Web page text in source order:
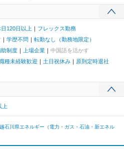
120日以上
フレックス勤務
学歴不問
転勤なし（勤務地限定）
制度 上場企業
中国語を活かす
種未経験歓迎 土日祝休み
原則定時退社
上
石川県エネルギー（電力・ガス・石油・新エネル